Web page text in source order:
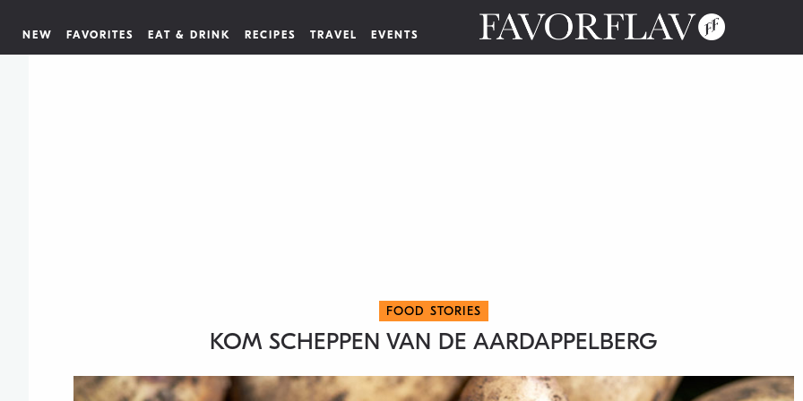
NEW FAVORITES EAT & DRINK RECIPES TRAVEL EVENTS
FOOD STORIES
KOM SCHEPPEN VAN DE AARDAPPELBERG